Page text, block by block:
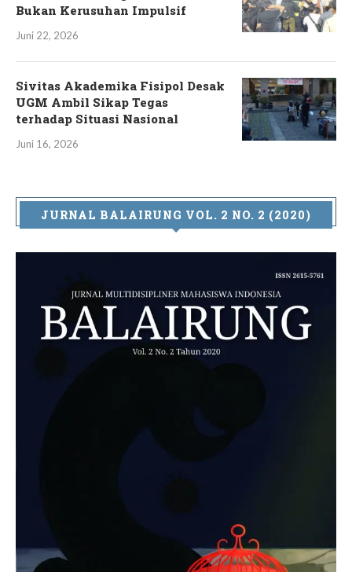
Bukan Kerusuhan Impulsif
Juni 22, 2026
Sivitas Akademika Fisipol Desak
UGM Ambil Sikap Tegas
terhadap Situasi Nasional
Juni 16, 2026
JURNAL BALAIRUNG VOL. 2 NO. 2 (2020)